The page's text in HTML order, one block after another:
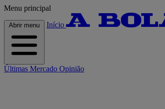
Menu principal
Abrir menu Início
Últimas Mercado Opinião